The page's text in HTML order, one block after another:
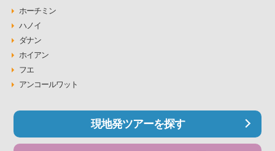
ホーチミン
ハノイ
ダナン
ホイアン
フエ
アンコールワット
現地発ツアーを探す